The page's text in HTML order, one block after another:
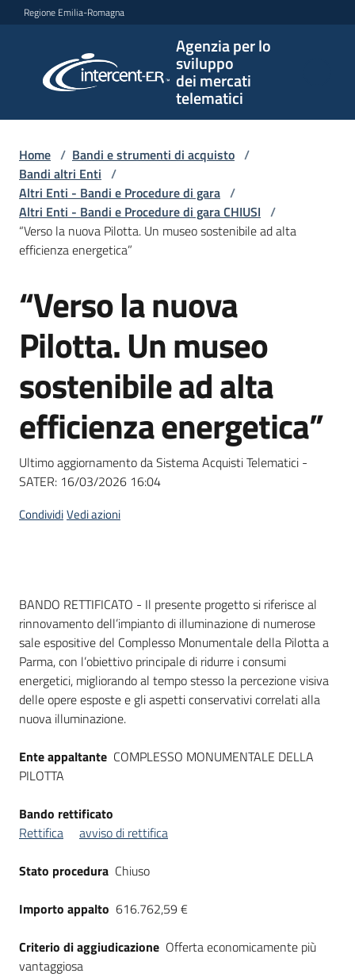
Vai al contenuto
Vai alla navigazione
Vai al footer
Regione Emilia-Romagna
Agenzia per lo
sviluppo
dei mercati
telematici
per lo
sviluppo
telematici
L'Agenzia
Bandi
e
di
Supporto
Piattaforme
telematiche
English
site
Seguici
Home / Bandi e strumenti di acquisto /
Bandi altri Enti /
Altri Enti - Bandi e Procedure di gara /
Altri Enti - Bandi e Procedure di gara CHIUSI /
“Verso la nuova Pilotta. Un museo sostenibile ad alta
efficienza energetica”
Salta al contenuto
“Verso la nuova
Pilotta. Un museo
sostenibile ad alta
efficienza energetica”
Ultimo aggiornamento da Sistema Acquisti Telematici -
SATER: 16/03/2026 16:04
CondividiVedi azioni
Dati del bando
BANDO RETTIFICATO - Il presente progetto si riferisce al
rinnovamento dell’impianto di illuminazione di numerose
sale espositive del Complesso Monumentale della Pilotta a
Parma, con l’obiettivo principale di ridurre i consumi
energetici, migliorando al tempo stesso la percezione visiva
delle opere esposte e gli aspetti conservativi correlati alla
nuova illuminazione.
Ente appaltante COMPLESSO MONUMENTALE DELLA
PILOTTA
Bando rettificato
Rettifica
avviso di rettifica
Stato procedura Chiuso
Importo appalto 616.762,59 €
Criterio di aggiudicazione Offerta economicamente più
vantaggiosa